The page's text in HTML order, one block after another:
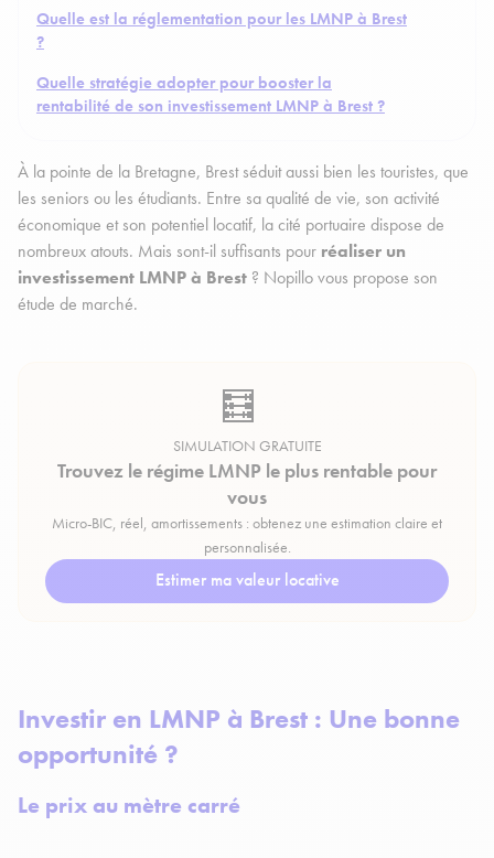
Quelle est la réglementation pour les LMNP à Brest
?
Quelle stratégie adopter pour booster la
rentabilité de son investissement LMNP à Brest ?
À la pointe de la Bretagne, Brest séduit aussi bien les touristes, que
les seniors ou les étudiants. Entre sa qualité de vie, son activité
économique et son potentiel locatif, la cité portuaire dispose de
nombreux atouts. Mais sont-il suffisants pour réaliser un
investissement LMNP à Brest ? Nopillo vous propose son
étude de marché.
🧮
SIMULATION GRATUITE
Trouvez le régime LMNP le plus rentable pour
vous
Micro-BIC, réel, amortissements : obtenez une estimation claire et
personnalisée.
Estimer ma valeur locative
Investir en LMNP à Brest : Une bonne
opportunité ?
Le prix au mètre carré